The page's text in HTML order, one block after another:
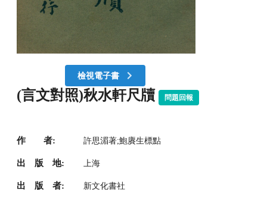
檢視電子書
(言文對照)秋水軒尺牘 問題回報
作 者: 許思湄著;鮑賡生標點
出 版 地: 上海
出 版 者: 新文化書社